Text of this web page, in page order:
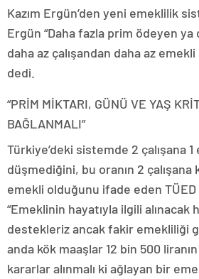
Kazım Ergün’den yeni emeklilik
Ergün “Daha fazla prim ödeyen ya
daha az çalışandan daha az emekli
dedi.
“PRİM MİKTARI, GÜNÜ VE YAŞ
BAĞLANMALI”
Türkiye’deki sistemde 2 çalışana
düşmediğini, bu oranın 2 çalışana
emekli olduğunu ifade eden TÜED
“Emeklinin hayatıyla ilgili alınacak
destekleriz ancak fakir emekliliği
anda kök maaşlar 12 bin 500
kararlar alınmalı ki ağlayan bir